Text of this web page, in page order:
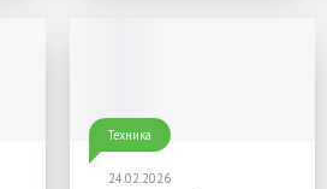
Техника
24.02.2026